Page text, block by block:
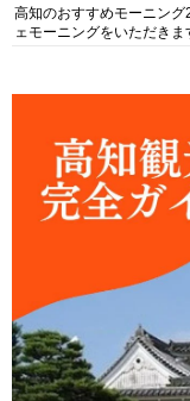
高知のおすすめモーニン
ェモーニングをいただきま